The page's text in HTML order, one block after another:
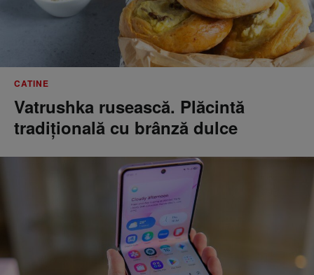
CATINE
Vatrushka rusească. Plăcintă
tradițională cu brânză dulce